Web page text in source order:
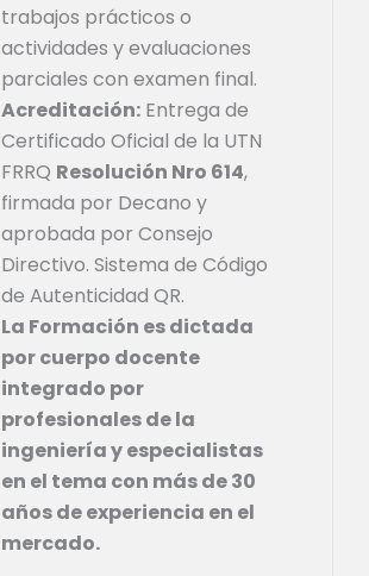
trabajos prácticos o
actividades y evaluaciones
parciales con examen final.
Acreditación: Entrega de
Certificado Oficial de la UTN
FRRQ Resolución Nro 614,
firmada por Decano y
aprobada por Consejo
Directivo. Sistema de Código
de Autenticidad QR.
La Formación es dictada
por cuerpo docente
integrado por
profesionales de la
ingeniería y especialistas
en el tema con más de 30
años de experiencia en el
mercado.